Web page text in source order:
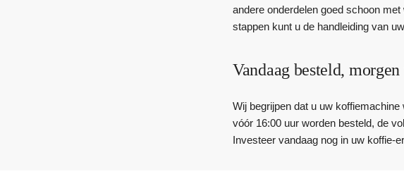
andere onderdelen goed schoon
stappen kunt u de handleiding van
Vandaag besteld,
Wij begrijpen dat u uw
vóór 16:00 uur worden besteld, de
Investeer vandaag nog in uw koffie-